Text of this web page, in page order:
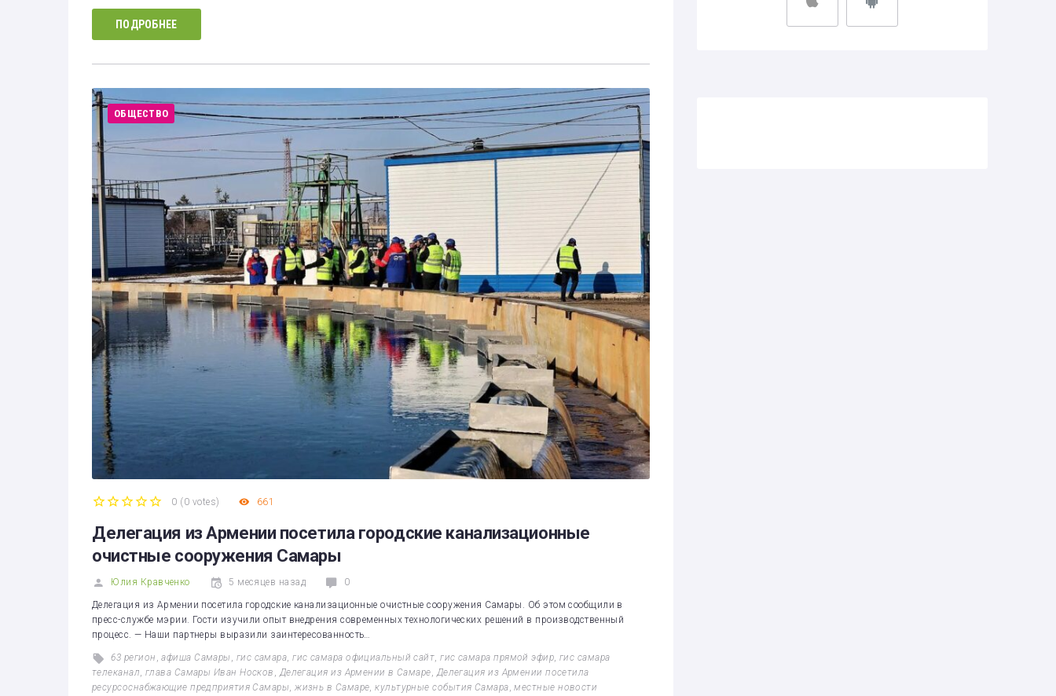
ПОДРОБНЕЕ
ОБЩЕСТВО
0 ( 0 votes) 661
Делегация из Армении посетила городские канализационные
очистные сооружения Самары
Юлия Кравченко 5 месяцев назад 0
Делегация из Армении посетила городские канализационные очистные сооружения Самары. Об этом сообщили в
пресс-службе мэрии. Гости изучили опыт внедрения современных технологических решений в производственный
процесс. — Наши партнеры выразили заинтересованность…
63 регион ,афиша Самары , гис самара,гис самара официальный сайт,гис самара прямой эфир,гис самара
телеканал, глава Самары Иван Носков , Делегация из Армении в Самаре, Делегация из Армении посетила
ресурсоснабжающие предприятия Самары,жизнь в Самаре,культурные события Самара,местные новости